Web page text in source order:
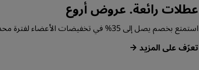
عطلات رائعة. عروض أروع
استمتع بخصم يصل إلى 35% في تخفيضات الأعضاء لفترة محدودة!
‏‫تعرّف على المزيد‬